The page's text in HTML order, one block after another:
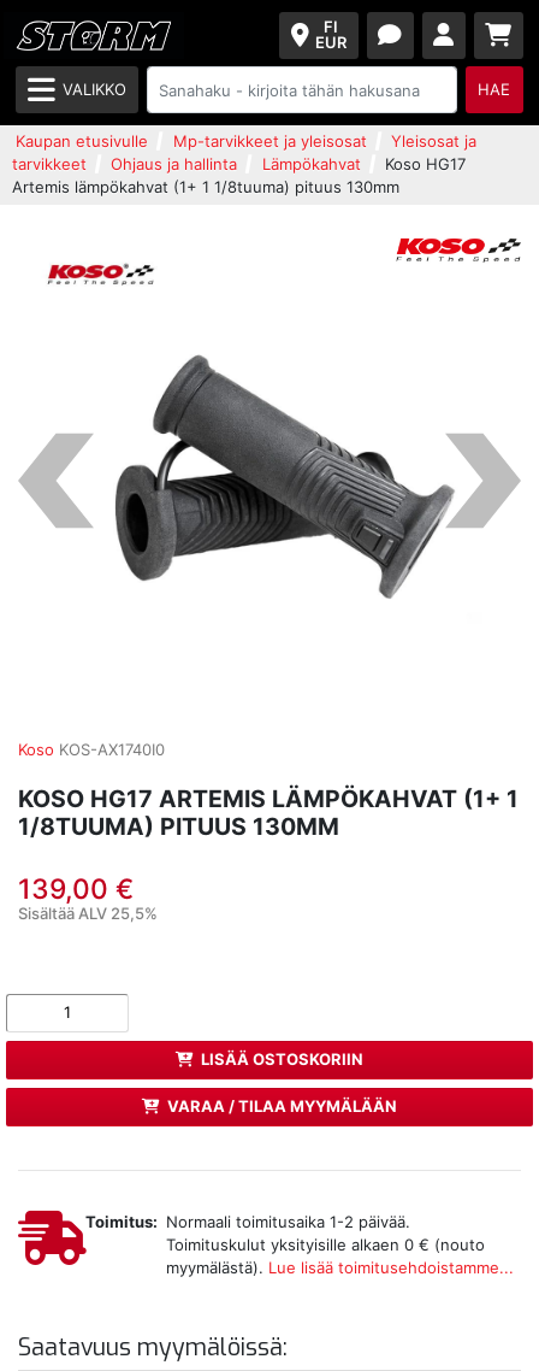
FI
EUR
VALIKKO HAE
Kaupan etusivulle Mp-tarvikkeet ja yleisosat
Yleisosat ja
tarvikkeet
Ohjaus ja hallinta Lämpökahvat
Koso HG17
Artemis lämpökahvat (1+ 1 1/8tuuma) pituus 130mm
Koso KOS-AX1740I0
KOSO HG17 ARTEMIS LÄMPÖKAHVAT (1+ 1
1/8TUUMA) PITUUS 130MM
139,00 €
Sisältää ALV 25,5%
LISÄÄ OSTOSKORIIN
VARAA / TILAA MYYMÄLÄÄN
Toimitus: Normaali toimitusaika 1-2 päivää.
Toimituskulut yksityisille alkaen 0 € (nouto
myymälästä). Lue lisää toimitusehdoistamme...
Saatavuus myymälöissä: